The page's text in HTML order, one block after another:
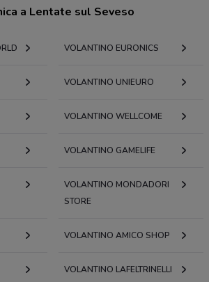
a Lentate sul Seveso
VOLANTINO EURONICS
VOLANTINO UNIEURO
VOLANTINO WELLCOME
VOLANTINO GAMELIFE
VOLANTINO MONDADORI
STORE
VOLANTINO AMICO SHOP
VOLANTINO LAFELTRINELLI